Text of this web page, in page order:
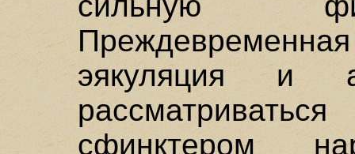
эякуляция и
сфинктером